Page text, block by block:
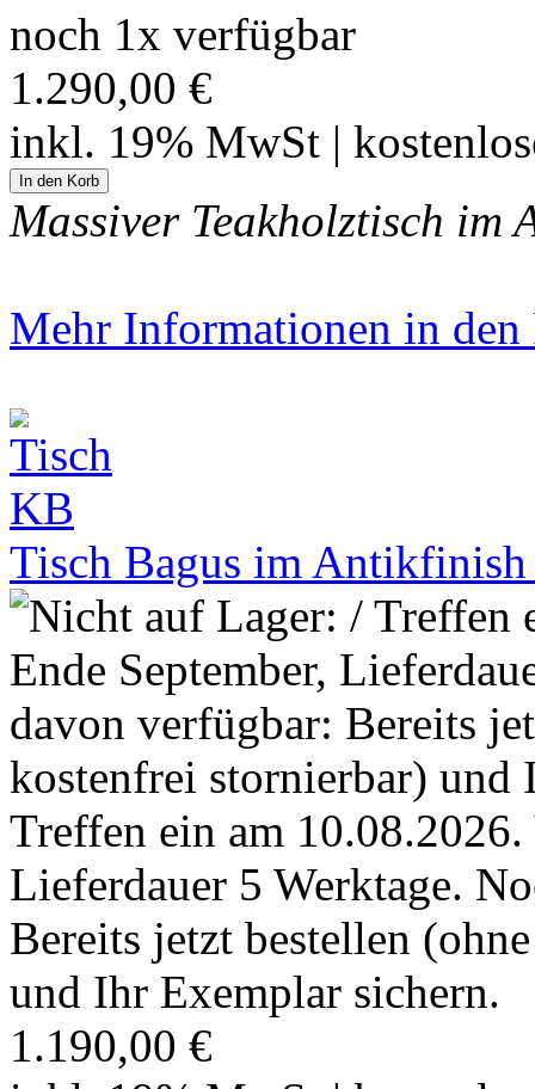
noch 1x verfügbar
1.290,00 €
inkl. 19% MwSt |
Massiver Teakholztisch im
Mehr Informationen in den
Tisch Bagus im
Treffen ein am 10.08.2026.
Lieferdauer 5 Werktage.
Bereits jetzt bestellen
und Ihr Exemplar sichern.
1.190,00 €